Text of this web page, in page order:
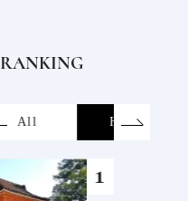
RANKING